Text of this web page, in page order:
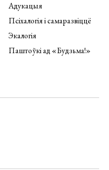
Адукацыя
Псіхалогія і самаразвіццё
Экалогія
Паштоўкі ад «Будзьма!»